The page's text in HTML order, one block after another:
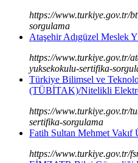
https://www.turkiye.gov.tr/
sorgulama
Ataşehir Adıgüzel Meslek
https://www.turkiye.gov.tr/
yuksekokulu-sertifika-
Türkiye Bilimsel ve
(TÜBİTAK)/Nitelikli
https://www.turkiye.gov.tr/
sertifika-sorgulama
Fatih Sultan Mehmet Vakıf
https://www.turkiye.gov.tr/